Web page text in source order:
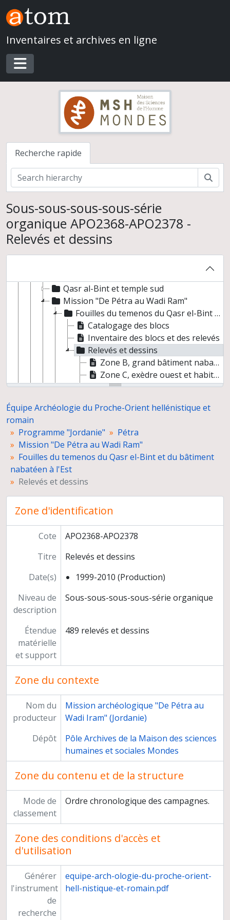
Skip to main content
Inventaires et archives en ligne
Toggle navigation
Recherche rapide
Sous-sous-sous-sous-série
organique APO2368-APO2378 -
Relevés et dessins
Équipe Archéologie du Proche-Orient hellénistique et romain
Archives collectées par le laboratoire
Programme "Syrie"
Qasr al-Bint et temple sud
Mission "De Pétra au Wadi Ram"
Fouilles du temenos du Qasr el-Bint et du bâtiment nabatéen à l'Est
Catalogage des blocs
Inventaire des blocs et des relevés
Relevés et dessins
Zone B, grand bâtiment nabatéen
Zone C, exèdre ouest et habitation romaine tardive
Zone B, grand bâtiment nabatéen et zone C, exèdre ouest et habitation romaine tardive
Zone C, exèdre ouest et habitation romaine tardive et zone E, partie occidentale du temenos
Zone C, exèdre ouest et habitation romaine tardive
Zone C, exèdre ouest et habitation romaine tardive et zone E, partie occidentale du temenos
Zone C, exèdre ouest et habitation romaine tardive et zone non identifiée
Fouilles de la chapelle d'Obodas
Rapports et projets de fouilles
Administration des fouilles
"Les jardins romains" de Pétra d'après Pierre Gentelle
Programme "Arabie saoudite", Hegra Madain Saleh
Négatifs et tirages photographiques
Dossiers d'étude
Préparation de publications
Documentation
Équipe Archéologie du Proche-Orient hellénistique et
romain
Programme "Jordanie"
Pétra
Mission "De Pétra au Wadi Ram"
Fouilles du temenos du Qasr el-Bint et du bâtiment
nabatéen à l'Est
Relevés et dessins
Zone d'identification
Cote
APO2368-APO2378
Titre
Relevés et dessins
Date(s)
1999-2010 (Production)
Niveau de
description
Sous-sous-sous-sous-série organique
Étendue
matérielle
et support
489 relevés et dessins
Zone du contexte
Nom du
producteur
Mission archéologique "De Pétra au
Wadi Iram" (Jordanie)
Dépôt
Pôle Archives de la Maison des sciences
humaines et sociales Mondes
Zone du contenu et de la structure
Mode de
classement
Ordre chronologique des campagnes.
Zone des conditions d'accès et
d'utilisation
Générer
l'instrument
de
recherche
equipe-arch-ologie-du-proche-orient-
hell-nistique-et-romain.pdf